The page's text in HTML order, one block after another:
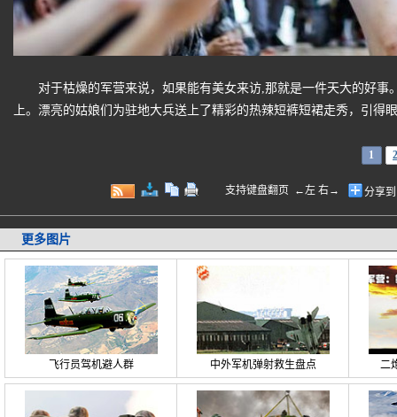
对于枯燥的军营来说，如果能有美女来访,那就是一件天大的好事
上。漂亮的姑娘们为驻地大兵送上了精彩的热辣短裤短裙走秀，引
1 2
支持键盘翻页 ←左 右→ 分享
更多图片
飞行员驾机避人群 中外军机弹射救生盘点 二